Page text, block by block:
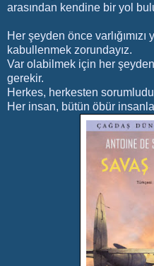
arasından kendine bir yol
Her şeyden önce
kabullenmek zorundayız.
Var olabilmek için her
gerekir.
Herkes, herkesten
Her insan, bütün öbür